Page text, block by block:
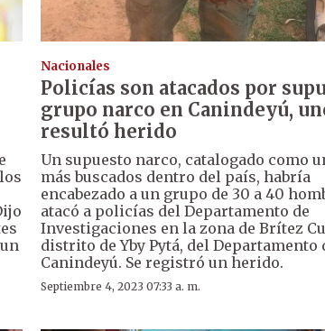
Nacionales
Policías son atacados por
grupo narco en Canindeyú,
resultó herido
Un supuesto narco, catalogado como
más buscados dentro del país, habría
encabezado a un grupo de 30 a 40
atacó a policías del Departamento de
Investigaciones en la zona de Brítez
distrito de Yby Pytá, del Departamento
Canindeyú. Se registró un herido.
Septiembre 4, 2023 07:33 a. m.